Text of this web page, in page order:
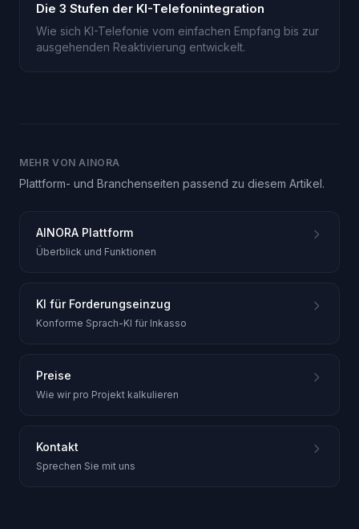
Die 3 Stufen der KI-Telefonintegration
Wie sich KI-Telefonie vom einfachen Empfang bis zur
ausgehenden Reaktivierung entwickelt.
MEHR VON AINORA
Plattform- und Branchenseiten passend zu diesem Artikel.
AINORA Plattform
Überblick und Funktionen
KI für Forderungseinzug
Konforme Sprach-KI für Inkasso
Preise
Wie wir pro Projekt kalkulieren
Kontakt
Sprechen Sie mit uns